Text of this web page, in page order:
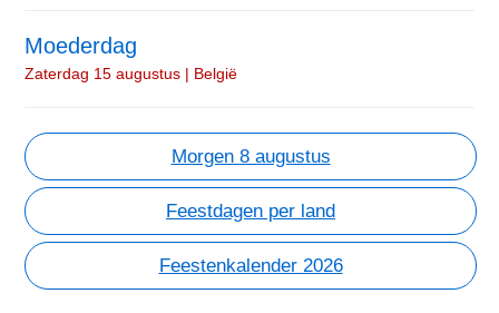
Moederdag
Zaterdag 15 augustus | België
Morgen 8 augustus
Feestdagen per land
Feestenkalender 2026